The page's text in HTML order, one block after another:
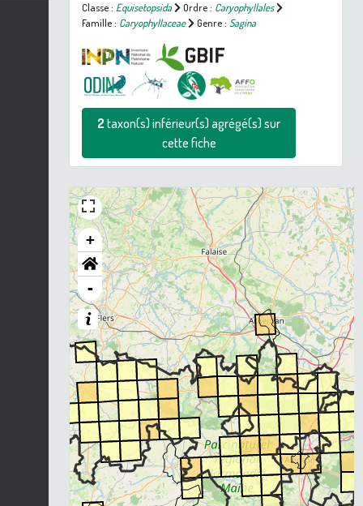
Classe : Equisetopsida Ordre : Caryophyllales
Famille : Caryophyllaceae Genre : Sagina
2taxon(s) inférieur(s) agrégé(s) sur
cette fiche
+
-